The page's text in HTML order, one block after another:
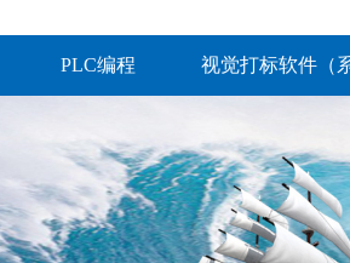
PLC编程 视觉打标软件（